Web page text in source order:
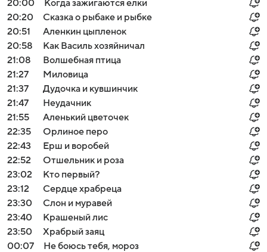
20:00
Когда зажигаются елки
20:20
Сказка о рыбаке и рыбке
20:51
Аленкин цыпленок
20:58
Как Василь хозяйничал
21:08
Волшебная птица
21:27
Миловица
21:37
Дудочка и кувшинчик
21:47
Неудачник
21:55
Аленький цветочек
22:35
Орлиное перо
22:43
Ерш и воробей
22:52
Отшельник и роза
23:02
Кто первый?
23:12
Сердце храбреца
23:30
Слон и муравей
23:40
Крашеный лис
23:50
Храбрый заяц
00:07
Не боюсь тебя, мороз